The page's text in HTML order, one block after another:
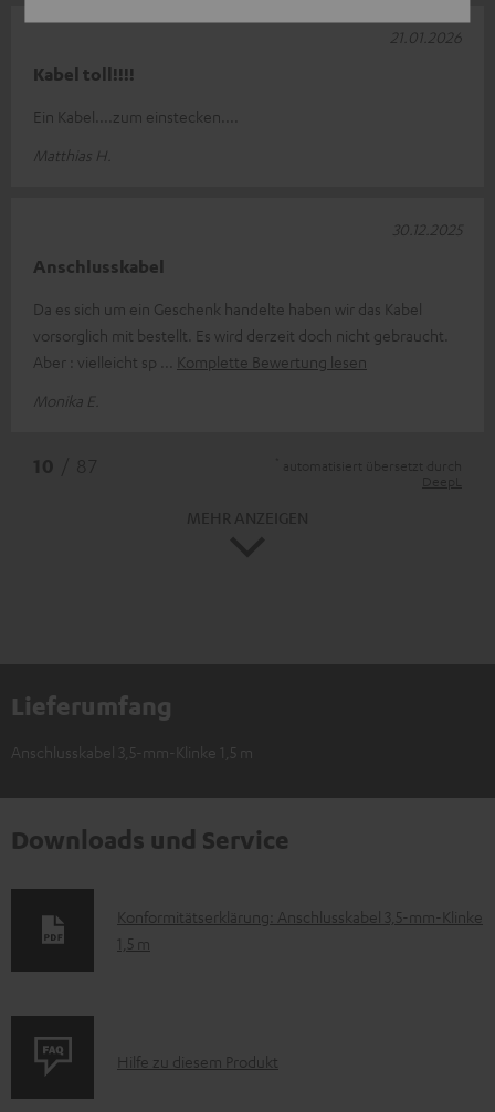
Kabel toll!!!!
Ein Kabel....zum einstecken....
Matthias H.
21.01.2026
Anschlusskabel
Da es sich um ein Geschenk handelte haben wir das Kabel
vorsorglich mit bestellt. Es wird derzeit doch nicht gebraucht.
Aber : vielleicht sp
Komplette Bewertung lesen
Monika E.
30.12.2025
Lieferumfang
Anschlusskabel 3,5-mm-Klinke 1,5 m
Downloads und Service
D
o
Konformitätserklärung: Anschlusskabel 3,5-mm-Klinke
1,5 m
P
Hilfe zu diesem Produkt